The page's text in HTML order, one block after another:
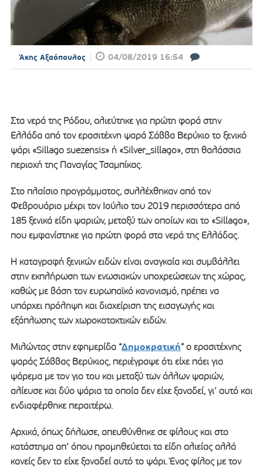
Άκης Αξαόπουλος 04/08/2019 16:54
Στα νερά της Ρόδου, αλιεύτηκε για πρώτη φορά στην
Ελλάδα από τον ερασιτέχνη ψαρά Σάββα Βερύκιο το ξενικό
ψάρι «Sillago suezensis» ή «Silver_sillago», στη θαλάσσια
περιοχή της Παναγίας Τσαμπίκας.
Στο πλαίσιο προγράμματος, συλλέχθηκαν από τον
Φεβρουάριο μέχρι τον Ιούλιο του 2019 περισσότερα από
185 ξενικά είδη ψαριών, μεταξύ των οποίων και το «Sillago»,
που εμφανίστηκε για πρώτη φορά στα νερά της Ελλάδας.
Η καταγραφή ξενικών ειδών είναι αναγκαία και συμβάλλει
στην εκπλήρωση των ενωσιακών υποχρεώσεων της χώρας,
καθώς με βάση τον ευρωπαϊκό κανονισμό, πρέπει να
υπάρχει πρόληψη και διαχείριση της εισαγωγής και
εξάπλωσης των χωροκατακτικών ειδών.
Μιλώντας στην εφημερίδα “Δημοκρατική” ο ερασιτέχνης
ψαράς Σάββας Βερύκιος, περιέγραψε ότι είχε πάει για
ψάρεμα με τον γιο του και μεταξύ των άλλων ψαριών,
αλίευσε και δύο ψάρια τα οποία δεν είχε ξαναδεί, γι’ αυτό και
ενδιαφέρθηκε περαιτέρω.
Αρχικά, όπως δήλωσε, απευθύνθηκε σε φίλους και στο
κατάστημα απ’ όπου προμηθεύεται τα είδη αλιείας αλλά
κανείς δεν το είχε ξαναδεί αυτό το ψάρι. Ένας φίλος με τον